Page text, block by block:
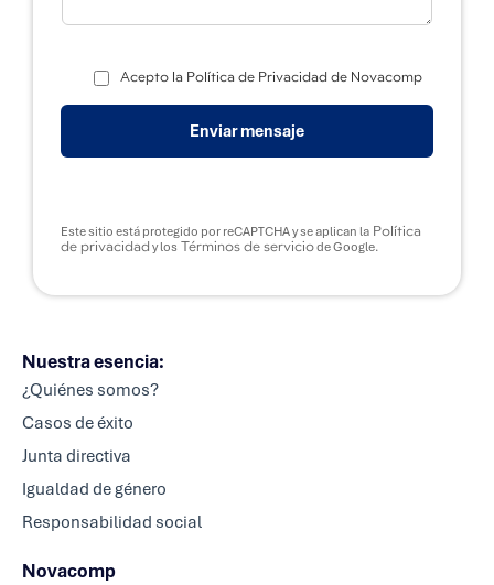
e
Acepto la Política de Privacidad de Novacomp
Enviar mensaje
Este sitio está protegido por reCAPTCHA y se aplican la Política
de privacidad y los Términos de serviciode Google.
Nuestra esencia:
¿Quiénes somos?
Casos de éxito
Junta directiva
Igualdad de género
Responsabilidad social
Novacomp